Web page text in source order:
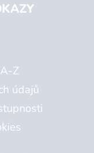
Z
údajů